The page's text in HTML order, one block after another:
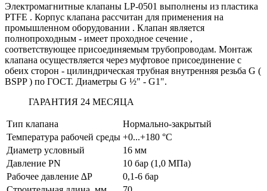
Электромагнитные клапаны LP-0501 выполнены из пластика
PTFE . Корпус клапана рассчитан для применения на
промышленном оборудовании . Клапан является
полнопроходным - имеет проходное сечение ,
соответствующее присоединяемым трубопроводам. Монтаж
клапана осуществляется через муфтовое присоединение с
обеих сторон - цилиндрическая трубная внутренняя резьба G (
BSPP ) по ГОСТ. Диаметры G ½" - G1".
ГАРАНТИЯ 24 МЕСЯЦА
Тип клапана
Нормально-закрытый
Температура рабочей среды +0...+180 °С
Диаметр условный
16 мм
Давление PN
10 бар (1,0 МПа)
Рабочее давление ∆P
0,1-6 бар